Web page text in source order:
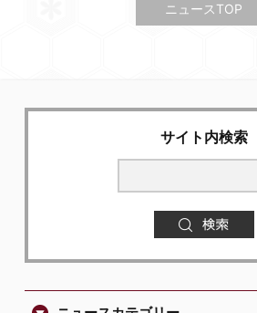
ニュースTOP
サイト内検索